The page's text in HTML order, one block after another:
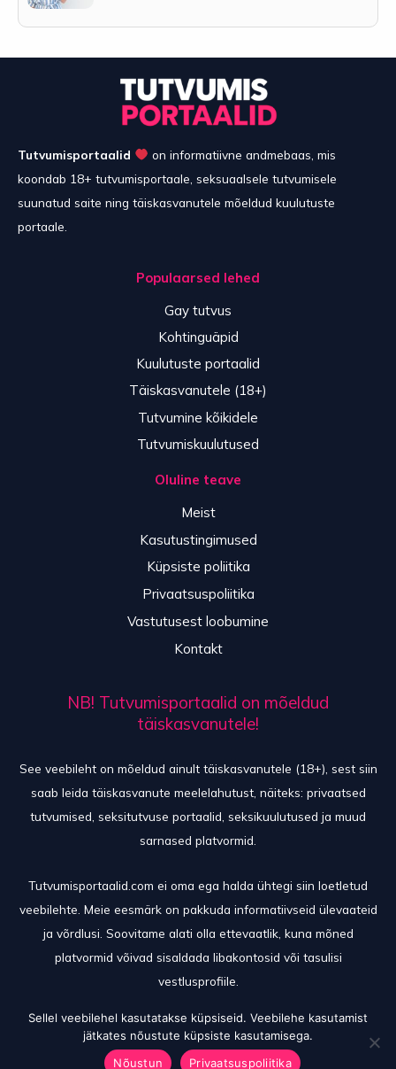
Tutvumisportaalid
on informatiivne andmebaas, mis
koondab 18+ tutvumisportaale, seksuaalsele tutvumisele
suunatud saite ning täiskasvanutele mõeldud kuulutuste
portaale.
Populaarsed lehed
Gay tutvus
Kohtinguäpid
Kuulutuste portaalid
Täiskasvanutele (18+)
Tutvumine kõikidele
Tutvumiskuulutused
Oluline teave
Meist
Kasutustingimused
Küpsiste poliitika
Privaatsuspoliitika
Vastutusest loobumine
Kontakt
NB! Tutvumisportaalid on mõeldud
täiskasvanutele!
See veebileht on mõeldud ainult täiskasvanutele (18+), sest siin
saab leida täiskasvanute meelelahutust, näiteks: privaatsed
tutvumised, seksitutvuse portaalid, seksikuulutused ja muud
sarnased platvormid.
Tutvumisportaalid.com ei oma ega halda ühtegi siin loetletud
veebilehte. Meie eesmärk on pakkuda informatiivseid ülevaateid
ja võrdlusi. Soovitame alati olla ettevaatlik, kuna mõned
platvormid võivad sisaldada libakontosid või tasulisi
vestlusprofiile.
© 2026 TutvumisPortaalid
Sellel veebilehel kasutatakse küpsiseid. Veebilehe kasutamist
jätkates nõustute küpsiste kasutamisega.
Nõustun
Privaatsuspoliitika